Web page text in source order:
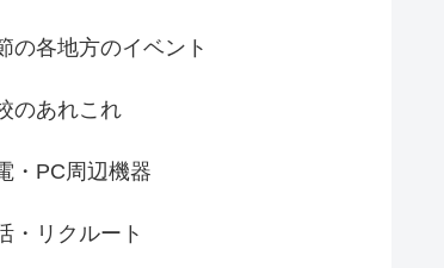
の各地方のイベント
のあれこれ
・PC周辺機器
・リクルート